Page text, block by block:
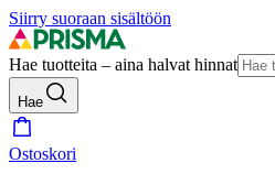
Siirry suoraan sisältöön
Hae tuotteita – aina halvat hinnat
Hae
Ostoskori